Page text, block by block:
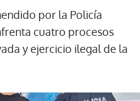
por la Policía
cuatro procesos
y ejercicio ilegal de la